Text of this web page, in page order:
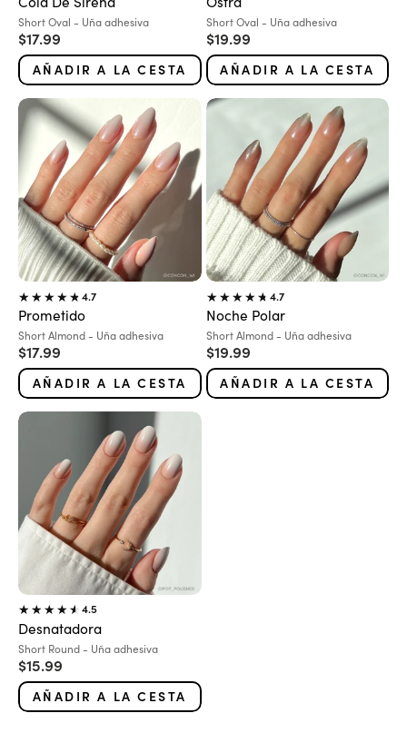
Variante:
Short Oval - Uña adhesiva
Precio de oferta
$17.99
AÑADIR A LA CESTA
Variante:
Short Oval - Uña adhesiva
Precio de oferta
$19.99
AÑADIR A LA CESTA
4.7
Prometido
Variante:
Short Almond - Uña adhesiva
Precio de oferta
$17.99
AÑADIR A LA CESTA
4.7
Noche Polar
Variante:
Short Almond - Uña adhesiva
Precio de oferta
$19.99
AÑADIR A LA CESTA
4.5
Desnatadora
Variante:
Short Round - Uña adhesiva
Precio de oferta
$15.99
AÑADIR A LA CESTA